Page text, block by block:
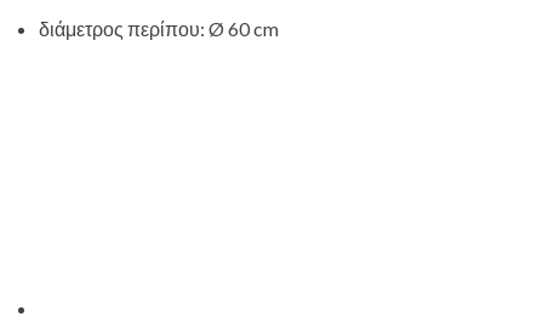
διάμετρος περίπου: Ø 60 cm